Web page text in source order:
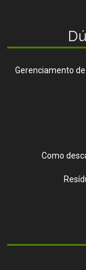
Gerenciamento
Como